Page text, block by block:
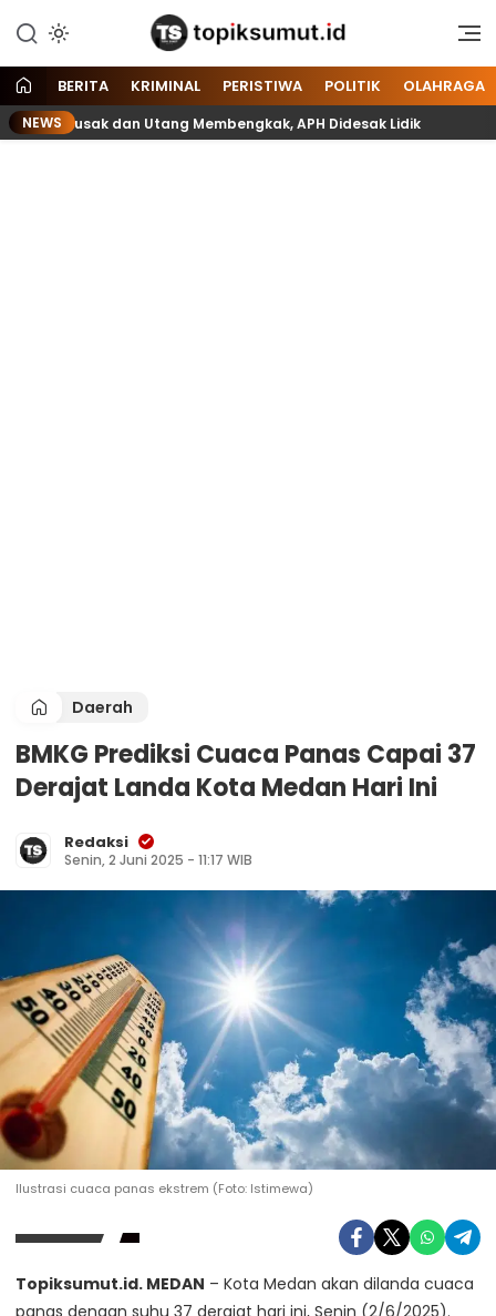
Topik Sumut
Memberitakan Seputar
dan Nasional
BERITA KRIMINAL PERISTIWA POLITIK OLAHRAGA
NEWSdan Utang Membengkak, APH Didesak Lidik
Daerah
BMKG Prediksi Cuaca Panas Capai 37
Derajat Landa Kota Medan Hari Ini
Redaksi
Senin, 2 Juni 2025 - 11:17 WIB
Ilustrasi cuaca panas ekstrem (Foto: Istimewa)
Topiksumut.id. MEDAN – Kota Medan akan dilanda cuaca